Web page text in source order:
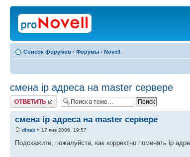
Список форумов ‹ Форумы ‹ Novell
смена ip адреса на master сервере
Ответить
смена ip адреса на master сервере
dinab » 17 янв 2006, 19:57
Подскажите, пожалуйста, как корректно поменять ip